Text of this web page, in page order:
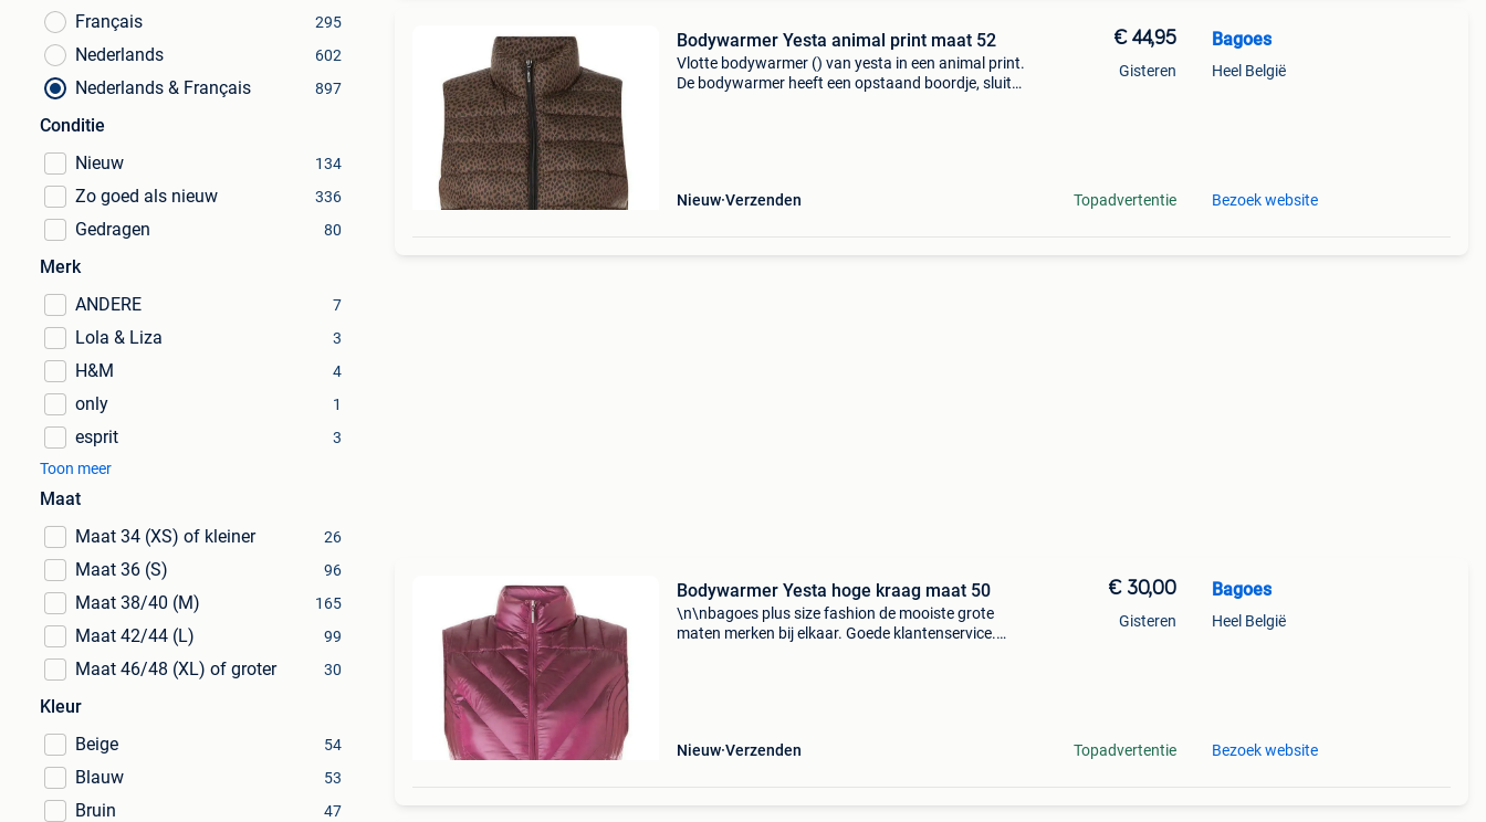
Français
295
Nederlands 602
Nederlands & Français 897
Conditie
Nieuw
134
Zo goed als nieuw 336
Gedragen 80
Merk
ANDERE
7
Lola & Liza 3
H&M 4
only 1
esprit
3
Toon meer
Maat
Maat 34 (XS) of kleiner
26
Maat 36 (S) 96
Maat 38/40 (M) 165
Maat 42/44 (L) 99
Maat 46/48 (XL) of groter 30
Kleur
Beige
54
Blauw 53
Bruin 47
Bodywarmer Yesta animal print maat 52
Vlotte bodywarmer () van yesta in een animal print.
De bodywarmer heeft een opstaand boordje, sluit
Nieuw Verzenden
€ 44,95
Gisteren
Topadvertentie
Bagoes
Heel België
Bezoek website
Bodywarmer Yesta hoge kraag maat 50
\n\nbagoes plus size fashion de mooiste grote
maten merken bij elkaar. Goede klantenservice.
Nieuw Verzenden
€ 30,00
Gisteren
Topadvertentie
Bagoes
Heel België
Bezoek website